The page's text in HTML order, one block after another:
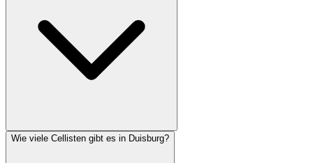
Wie viele Cellisten gibt es in Duisburg?